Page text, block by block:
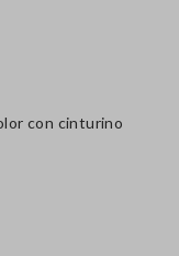
con cinturino